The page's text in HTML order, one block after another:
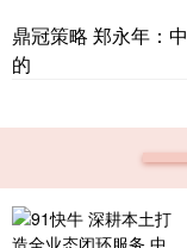
鼎冠策略 郑永年：
的